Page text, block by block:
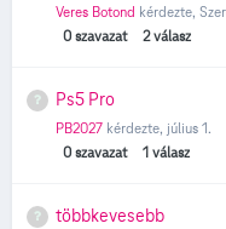
Veres Botond kérdezte,
0 szavazat 2 válasz
Ps5 Pro
PB2027 kérdezte, július 1.
0 szavazat 1 válasz
többkevesebb